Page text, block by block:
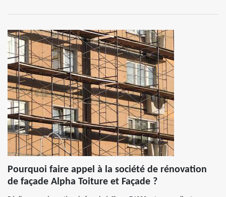
Pourquoi faire appel à la société de rénovation
de façade Alpha Toiture et Façade ?